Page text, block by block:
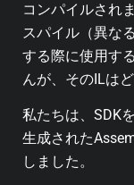
コンパイルされ
スパイル（異な
する際に使用す
んが、そのILは
私たちは、SDK
生成された
しました。